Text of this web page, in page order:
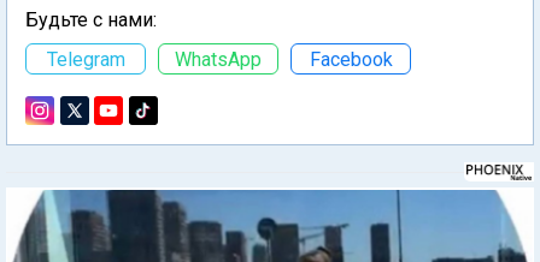
Будьте с нами:
Telegram
WhatsApp Facebook